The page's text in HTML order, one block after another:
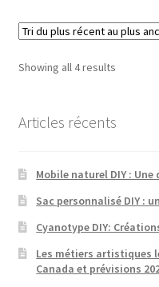
Showing all 4 resultsSorted
Articles récents
Mobile naturel DIY :
Sac personnalisé DIY :
Cyanotype DIY:
Les métiers artistiques
Canada et prévisions